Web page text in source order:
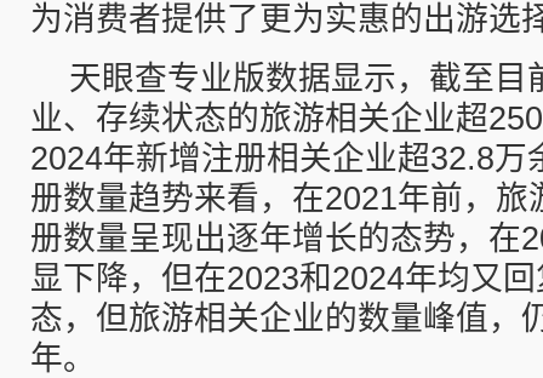
为消费者提供了更为实惠的出游选
天眼查专业版数据显示，截至目
业、存续状态的旅游相关企业超
2024年新增注册相关企业超32.8万
册数量趋势来看，在2021年前，旅
册数量呈现出逐年增长的态势，在
显下降，但在2023和2024年均又
态，但旅游相关企业的数量峰值，
年。